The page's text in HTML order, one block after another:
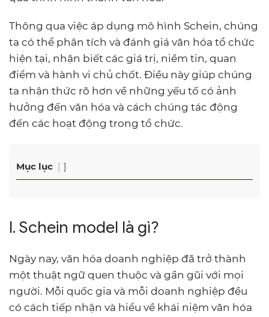
Thông qua việc áp dụng mô hình Schein, chúng
ta có thể phân tích và đánh giá văn hóa tổ chức
hiện tại, nhận biết các giá trị, niềm tin, quan
điểm và hành vi chủ chốt. Điều này giúp chúng
ta nhận thức rõ hơn về những yếu tố có ảnh
hưởng đến văn hóa và cách chúng tác động
đến các hoạt động trong tổ chức.
Mục lục
I. Schein model là gì?
Ngày nay, văn hóa doanh nghiệp đã trở thành
một thuật ngữ quen thuộc và gần gũi với mọi
người. Mỗi quốc gia và mỗi doanh nghiệp đều
có cách tiếp nhận và hiểu về khái niệm văn hóa